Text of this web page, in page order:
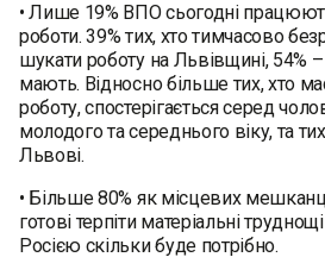
• Лише 19% ВПО сьогодні
роботи. 39% тих, хто тимчасово
шукати роботу на Львівщині, 54%
мають. Відносно більше тих, хто
роботу, спостерігається серед
молодого та середнього віку, та
Львові.
• Більше 80% як місцевих
готові терпіти матеріальні
Росією скільки буде потрібно.